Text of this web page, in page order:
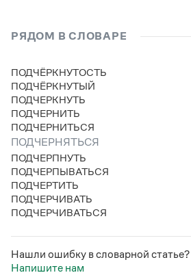
Интервью
Учебник Грамоты
Правила русского языка: от азов до
Интерактивные упражнения: от
Скороговорки
Словари
Научпоп
РЯДОМ В СЛОВАРЕ
ПОДЧЁРКНУТОСТЬ
ПОДЧЁРКНУТЫЙ
ПОДЧЕРКНУТЬ
ПОДЧЕРНИТЬ
ПОДЧЕРНИТЬСЯ
ПОДЧЕРНЯТЬСЯ
ПОДЧЕРПНУТЬ
ПОДЧЕРПЫВАТЬСЯ
ПОДЧЕРТИТЬ
ПОДЧЕРЧИВАТЬ
ПОДЧЕРЧИВАТЬСЯ
Нашли ошибку в словарной статье?
Напишите нам